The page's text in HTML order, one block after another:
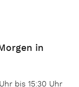
in
bis 15:30 Uhr